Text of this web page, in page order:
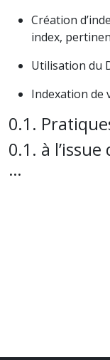
Création
index,
Utilisation du
Indexation de
à
…